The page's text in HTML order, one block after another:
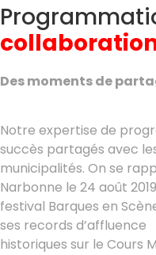
Des moments de
Notre expertise de
succès partagés avec
municipalités. On se
Narbonne le 24 août
festival Barques en
ses records d’affluence
historiques sur le Cours